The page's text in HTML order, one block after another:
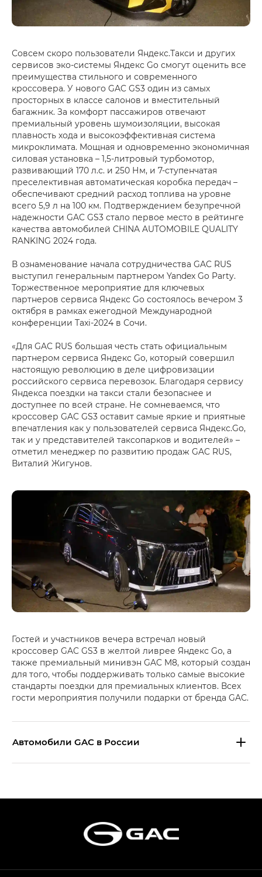
Совсем скоро пользователи Яндекс.Такси и других
сервисов эко-системы Яндекс Go смогут оценить все
преимущества стильного и современного
кроссовера. У нового GAC GS3 один из самых
просторных в классе салонов и вместительный
багажник. За комфорт пассажиров отвечают
премиальный уровень шумоизоляции, высокая
плавность хода и высокоэффективная система
микроклимата. Мощная и одновременно экономичная
силовая установка – 1,5-литровый турбомотор,
развивающий 170 л.с. и 250 Нм, и 7-ступенчатая
преселективная автоматическая коробка передач –
обеспечивают средний расход топлива на уровне
всего 5,9 л на 100 км. Подтверждением безупречной
надежности GAC GS3 стало первое место в рейтинге
качества автомобилей CHINA AUTOMOBILE QUALITY
RANKING 2024 года.
В ознаменование начала сотрудничества GAC RUS
выступил генеральным партнером Yandex Go Party.
Торжественное мероприятие для ключевых
партнеров сервиса Яндекс Go состоялось вечером 3
октября в рамках ежегодной Международной
конференции Taxi-2024 в Сочи.
«Для GAC RUS большая честь стать официальным
партнером сервиса Яндекс Go, который совершил
настоящую революцию в деле цифровизации
российского сервиса перевозок. Благодаря сервису
Яндекса поездки на такси стали безопаснее и
доступнее по всей стране. Не сомневаемся, что
кроссовер GAC GS3 оставит самые яркие и приятные
впечатления как у пользователей сервиса Яндекс.Go,
так и у представителей таксопарков и водителей» –
отметил менеджер по развитию продаж GAC RUS,
Виталий Жигунов.
Гостей и участников вечера встречал новый
кроссовер GAC GS3 в желтой ливрее Яндекс Go, а
также премиальный минивэн GAC M8, который создан
для того, чтобы поддерживать только самые высокие
стандарты поездки для премиальных клиентов. Всех
гости мероприятия получили подарки от бренда GAC.
Aвтомобили GAC в России
Эс Икс ПРЕМИУМ — SX PREMIUM
S7 — Эс 7 (S7) в комплектациях
Эс Икс ПРЕМИУМ — SX PREMIUM, Эс Тэ — ST
в комплектации Экс ПРЕМИУМ — EX PREMIUM